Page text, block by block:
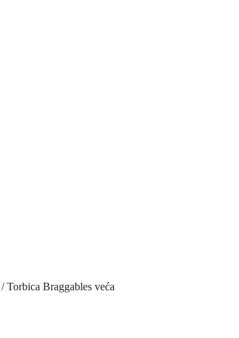
/ Torbica Braggables veća